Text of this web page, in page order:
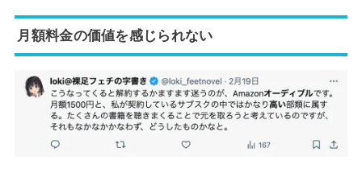
月額料金の価値を感じられない